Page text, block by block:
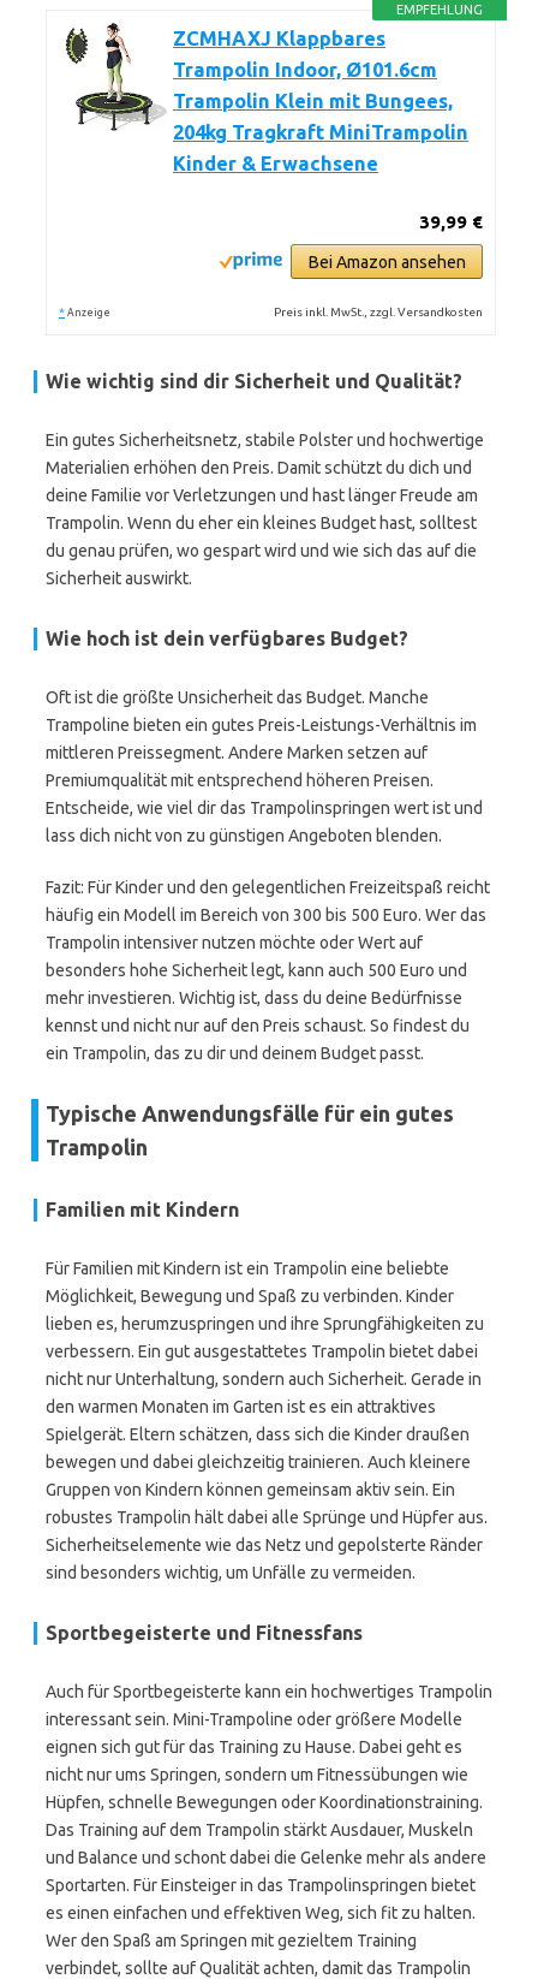
EMPFEHLUNG
ZCMHAXJ Klappbares
Trampolin Indoor, Ø101.6cm
Trampolin Klein mit Bungees,
204kg Tragkraft MiniTrampolin
Kinder & Erwachsene
39,99 €
Bei Amazon ansehen
* Anzeige Preis inkl. MwSt., zzgl. Versandkosten
Wie wichtig sind dir Sicherheit und Qualität?
Ein gutes Sicherheitsnetz, stabile Polster und hochwertige
Materialien erhöhen den Preis. Damit schützt du dich und
deine Familie vor Verletzungen und hast länger Freude am
Trampolin. Wenn du eher ein kleines Budget hast, solltest
du genau prüfen, wo gespart wird und wie sich das auf die
Sicherheit auswirkt.
Wie hoch ist dein verfügbares Budget?
Oft ist die größte Unsicherheit das Budget. Manche
Trampoline bieten ein gutes Preis-Leistungs-Verhältnis im
mittleren Preissegment. Andere Marken setzen auf
Premiumqualität mit entsprechend höheren Preisen.
Entscheide, wie viel dir das Trampolinspringen wert ist und
lass dich nicht von zu günstigen Angeboten blenden.
Fazit: Für Kinder und den gelegentlichen Freizeitspaß reicht
häufig ein Modell im Bereich von 300 bis 500 Euro. Wer das
Trampolin intensiver nutzen möchte oder Wert auf
besonders hohe Sicherheit legt, kann auch 500 Euro und
mehr investieren. Wichtig ist, dass du deine Bedürfnisse
kennst und nicht nur auf den Preis schaust. So findest du
ein Trampolin, das zu dir und deinem Budget passt.
Typische Anwendungsfälle für ein gutes
Trampolin
Familien mit Kindern
Für Familien mit Kindern ist ein Trampolin eine beliebte
Möglichkeit, Bewegung und Spaß zu verbinden. Kinder
lieben es, herumzuspringen und ihre Sprungfähigkeiten zu
verbessern. Ein gut ausgestattetes Trampolin bietet dabei
nicht nur Unterhaltung, sondern auch Sicherheit. Gerade in
den warmen Monaten im Garten ist es ein attraktives
Spielgerät. Eltern schätzen, dass sich die Kinder draußen
bewegen und dabei gleichzeitig trainieren. Auch kleinere
Gruppen von Kindern können gemeinsam aktiv sein. Ein
robustes Trampolin hält dabei alle Sprünge und Hüpfer aus.
Sicherheitselemente wie das Netz und gepolsterte Ränder
sind besonders wichtig, um Unfälle zu vermeiden.
Sportbegeisterte und Fitnessfans
Auch für Sportbegeisterte kann ein hochwertiges Trampolin
interessant sein. Mini-Trampoline oder größere Modelle
eignen sich gut für das Training zu Hause. Dabei geht es
nicht nur ums Springen, sondern um Fitnessübungen wie
Hüpfen, schnelle Bewegungen oder Koordinationstraining.
Das Training auf dem Trampolin stärkt Ausdauer, Muskeln
und Balance und schont dabei die Gelenke mehr als andere
Sportarten. Für Einsteiger in das Trampolinspringen bietet
es einen einfachen und effektiven Weg, sich fit zu halten.
Wer den Spaß am Springen mit gezieltem Training
verbindet, sollte auf Qualität achten, damit das Trampolin